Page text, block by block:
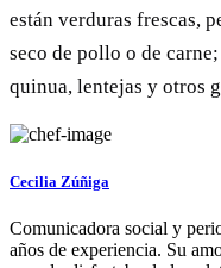
están verduras frescas,
seco de pollo o de
quinua, lentejas y otros
Cecilia Zúñiga
Comunicadora social y
años de experiencia. Su